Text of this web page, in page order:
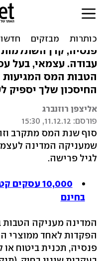
ההטבות
פנסיה, קרן השתלמות
עבודה. עצמאי, בעל
הטבות המס
החיסכון שלך יספיק
אליצפן רוזנברג
פורסם: 11.12.12, 15:30
סוף שנת המס מתקרב
שמעניקה המדינה
לגיל פרישה.
10,000
בחינם
המדינה מעניקה הטבות
הפקדות לאחד ממוצרי
פנסיה, תכנית ביטוח או